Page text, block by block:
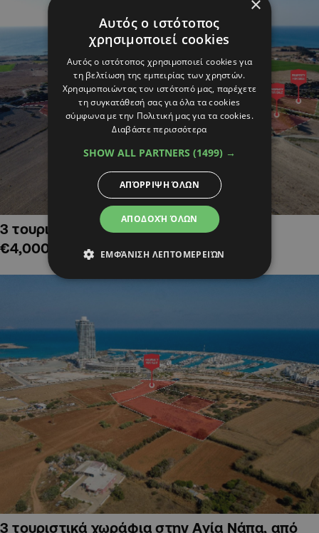
3 τουριστικά χωράφια στην Αλαμινό,
€4,000,000
3 τουριστικά χωράφια στην Αγία Νάπα, από
Αυτός ο ιστότοπος
χρησιμοποιεί cookies
Αυτός ο ιστότοπος χρησιμοποιεί cookies για
τη βελτίωση της εμπειρίας των χρηστών.
Χρησιμοποιώντας τον ιστότοπό μας, παρέχετε
τη συγκατάθεσή σας για όλα τα cookies
σύμφωνα με την Πολιτική μας για τα cookies.
Διαβάστε περισσότερα
SHOW ALL PARTNERS (1499) →
ΑΠΟΔΟΧΉ ΌΛΩΝ
ΑΠΌΡΡΙΨΗ ΌΛΩΝ
ΕΜΦΆΝΙΣΗ ΛΕΠΤΟΜΕΡΕΙΏΝ